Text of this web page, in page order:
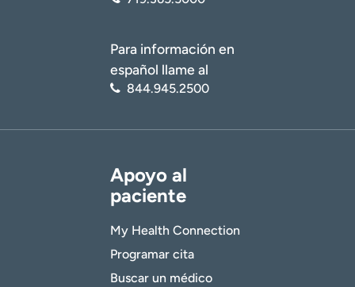
Para información en
español llame al
844.945.2500
Apoyo al
paciente
My Health Connection
Programar cita
Buscar un médico